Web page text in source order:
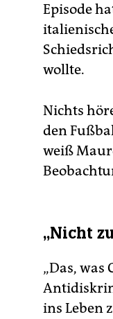
Episode
wollte.
Nichts
den
weiß
„Nicht
„Das, was
ins Leben